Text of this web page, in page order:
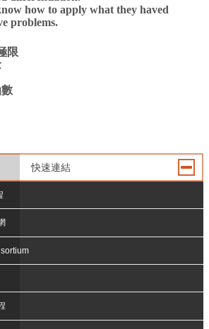
how to apply what they haved
problems.
限
快速連結